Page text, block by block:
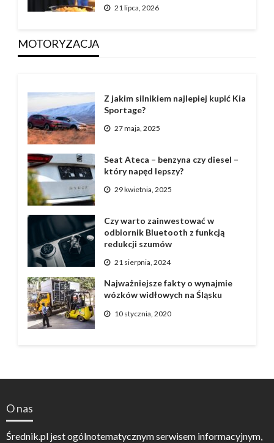
21 lipca, 2026
MOTORYZACJA
Z jakim silnikiem najlepiej kupić Kia
Sportage?
27 maja, 2025
Seat Ateca – benzyna czy diesel –
który napęd lepszy?
29 kwietnia, 2025
Czy warto zainwestować w
odbiornik Bluetooth z funkcją
redukcji szumów
21 sierpnia, 2024
Najważniejsze fakty o wynajmie
wózków widłowych na Śląsku
10 stycznia, 2020
O nas
Średnik.pl jest ogólnotematycznym serwisem informacyjnym,